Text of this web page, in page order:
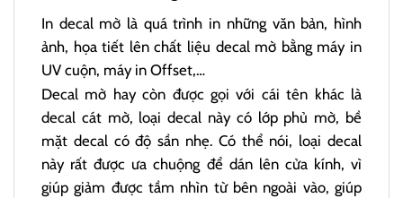
In decal mờ là quá trình in những văn bản, hình
ảnh, họa tiết lên chất liệu decal mờ bằng máy in
UV cuộn, máy in Offset,…
Decal mờ hay còn được gọi với cái tên khác là
decal cát mờ, loại decal này có lớp phủ mờ, bề
mặt decal có độ sần nhẹ. Có thể nói, loại decal
này rất được ưa chuộng để dán lên cửa kính, vì
giúp giảm được tầm nhìn từ bên ngoài vào, giúp